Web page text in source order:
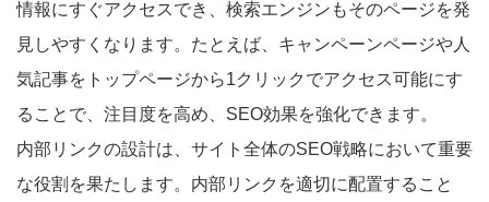
情報にすぐアクセスでき、検索エンジンもそのページを発
見しやすくなります。たとえば、キャンペーンページや人
気記事をトップページから1クリックでアクセス可能にす
ることで、注目度を高め、SEO効果を強化できます。
内部リンクの設計は、サイト全体のSEO戦略において重要
な役割を果たします。内部リンクを適切に配置すること